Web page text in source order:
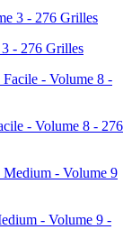
- 276 Grilles
- Volume 8 - 276
- Volume 9 -